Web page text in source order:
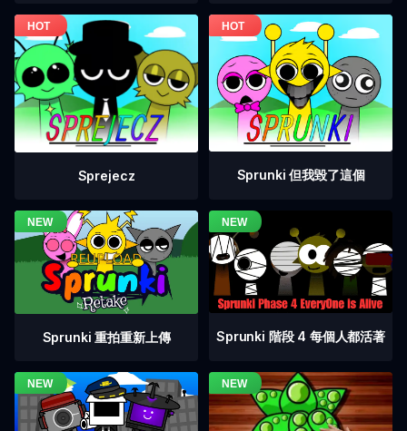
Sprejecz Sprunki 但我毀了這個
Sprunki 重拍重新上傳 Sprunki 階段 4 每個人都活著